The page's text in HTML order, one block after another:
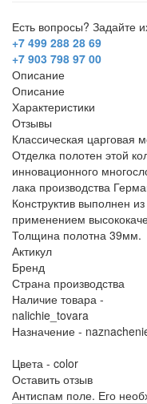
Есть вопросы? Задайте
+7 499 288 28 69
+7 903 798 97 00
Описание
Описание
Характеристики
Отзывы
Классическая царговая
Отделка полотен этой
инновационного
лака производства
Конструктив выполнен
применением
Толщина полотна 39мм.
Актикул
Бренд
Страна производства
Наличие товара -
nalichie_tovara
Назначение -
Цвета - color
Оставить отзыв
Антиспам поле. Его